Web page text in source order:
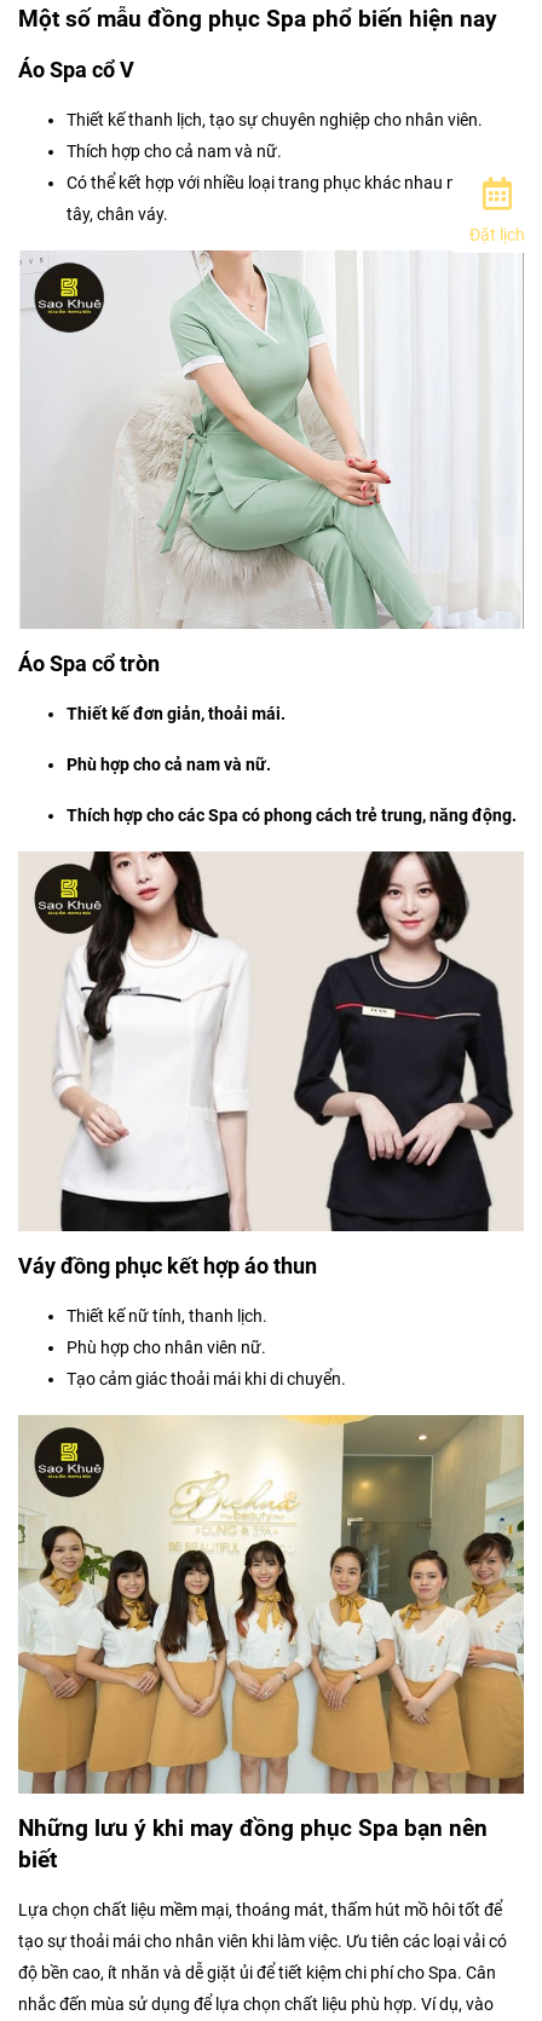
Một số mẫu đồng phục Spa phổ biến hiện nay
Áo Spa cổ V
Thiết kế thanh lịch, tạo sự chuyên nghiệp cho nhân viên.
Thích hợp cho cả nam và nữ.
Có thể kết hợp với nhiều loại trang phục khác nhau như quần
tây, chân váy.
Áo Spa cổ tròn
Thiết kế đơn giản, thoải mái.
Phù hợp cho cả nam và nữ.
Thích hợp cho các Spa có phong cách trẻ trung, năng động.
Váy đồng phục kết hợp áo thun
Thiết kế nữ tính, thanh lịch.
Phù hợp cho nhân viên nữ.
Tạo cảm giác thoải mái khi di chuyển.
Những lưu ý khi may đồng phục Spa bạn nên
biết
Lựa chọn chất liệu mềm mại, thoáng mát, thấm hút mồ hôi tốt để
tạo sự thoải mái cho nhân viên khi làm việc. Ưu tiên các loại vải có
độ bền cao, ít nhăn và dễ giặt ủi để tiết kiệm chi phí cho Spa. Cân
nhắc đến mùa sử dụng để lựa chọn chất liệu phù hợp. Ví dụ, vào
Đặt lịch